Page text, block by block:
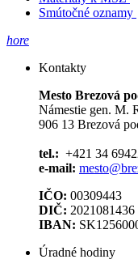
Smútočné oznamy
hore
Kontakty
Mesto Brezová
Námestie gen. M.
906 13 Brezová
tel.: +421 34
e-mail:
IČO: 00309443
DIČ: 2021081436
IBAN:
Úradné hodiny